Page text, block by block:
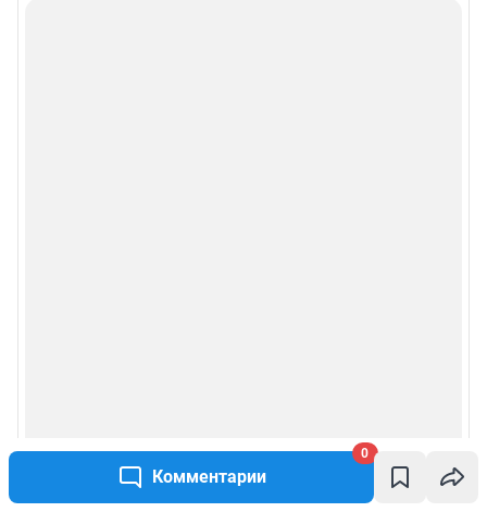
Комментарии
0